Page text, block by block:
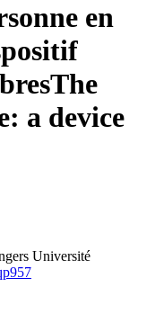
en
The
a device
Université